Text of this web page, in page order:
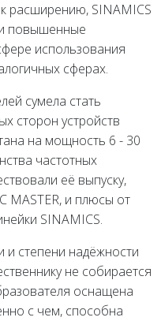
расширению, SINAMICS
повышенные
использования
сферах.
сумела стать
сторон устройств
на мощность 6 - 30
частотных
её выпуску,
MASTER, и плюсы от
SINAMICS.
и степени надёжности
не собирается
оснащена
с чем, способна